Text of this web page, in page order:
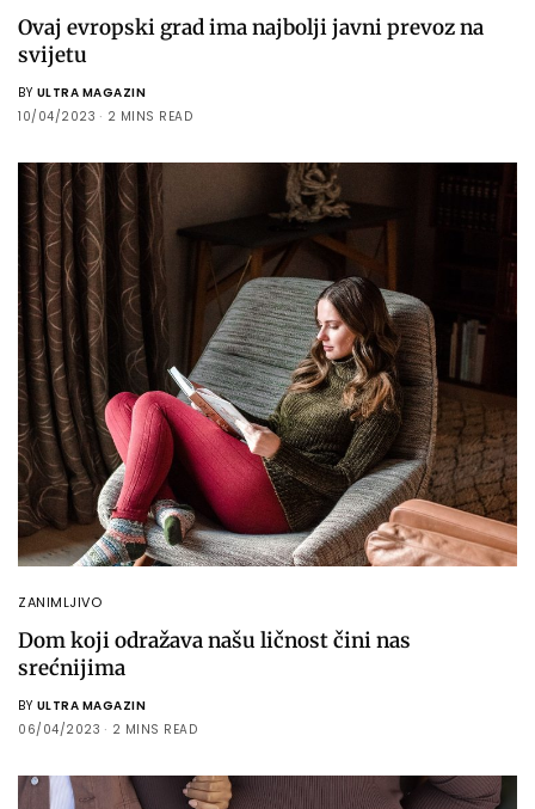
Ovaj evropski grad ima najbolji javni prevoz na
svijetu
BY ULTRA MAGAZIN
10/04/2023
2 MINS READ
ZANIMLJIVO
Dom koji odražava našu ličnost čini nas
srećnijima
BY ULTRA MAGAZIN
06/04/2023
2 MINS READ